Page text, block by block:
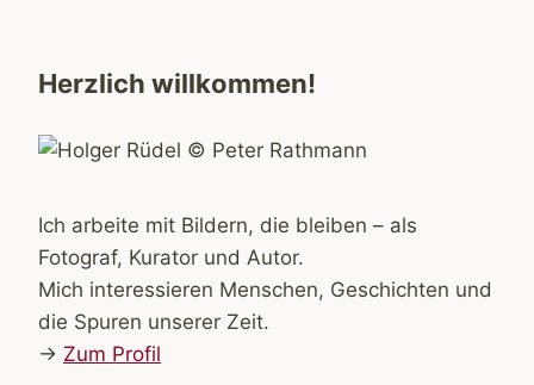
Herzlich willkommen!
Ich arbeite mit Bildern, die bleiben – als
Fotograf, Kurator und Autor.
Mich interessieren Menschen, Geschichten und
die Spuren unserer Zeit.
→ Zum Profil